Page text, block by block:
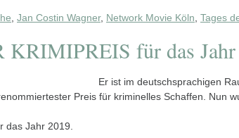
Jan Costin Wagner, Network Movie Köln Tages
KRIMIPREIS für das
Er ist im deutschsprachigen
Preis für kriminelles Schaffen. Nun
das Jahr 2019.